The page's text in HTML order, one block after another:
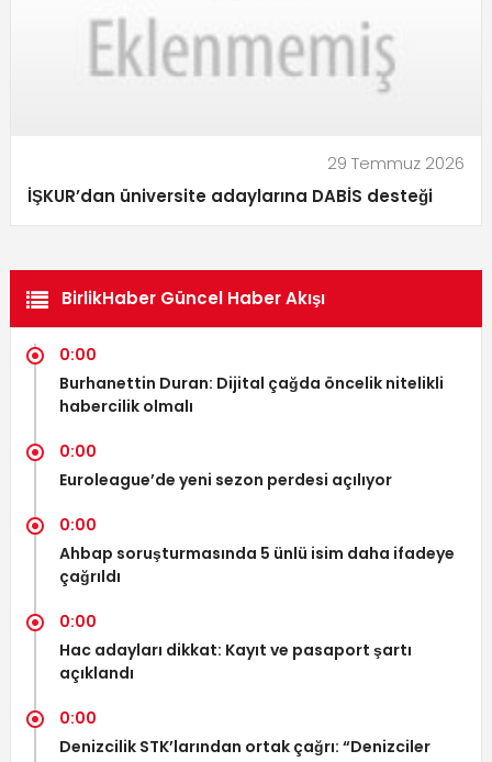
29 Temmuz 2026
İŞKUR’dan üniversite adaylarına DABİS desteği
BirlikHaber Güncel Haber Akışı
0:00
Burhanettin Duran: Dijital çağda öncelik nitelikli
habercilik olmalı
0:00
Euroleague’de yeni sezon perdesi açılıyor
0:00
Ahbap soruşturmasında 5 ünlü isim daha ifadeye
çağrıldı
0:00
Hac adayları dikkat: Kayıt ve pasaport şartı
açıklandı
0:00
Denizcilik STK’larından ortak çağrı: “Denizciler